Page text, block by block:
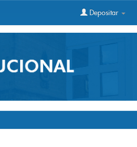
Depositar